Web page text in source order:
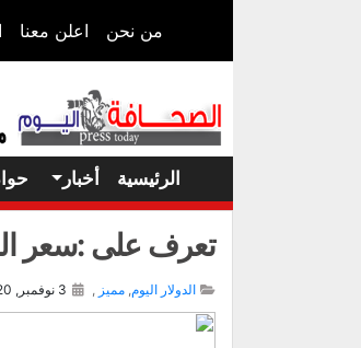
من نحن اعلن معنا
الرئيسية أخبار
تعرف على :سعر الدولار
الدولار اليوم, مميز ,